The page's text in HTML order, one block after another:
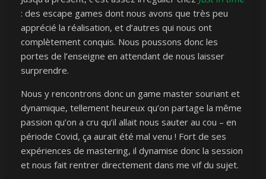
: des escape games dont nous avons que très peu
apprécié la réalisation, et d’autres qui nous ont
complètement conquis. Nous poussons donc les
portes de l’enseigne en attendant de nous laisser
surprendre.
Nous y rencontrons donc un game master souriant et
dynamique, tellement heureux qu’on partage la même
passion qu’on a cru qu’il allait nous sauter au cou – en
période Covid, ça aurait été mal venu ! Fort de ses
expériences de mastering, il dynamise donc la session
et nous fait rentrer directement dans me vif du sujet.